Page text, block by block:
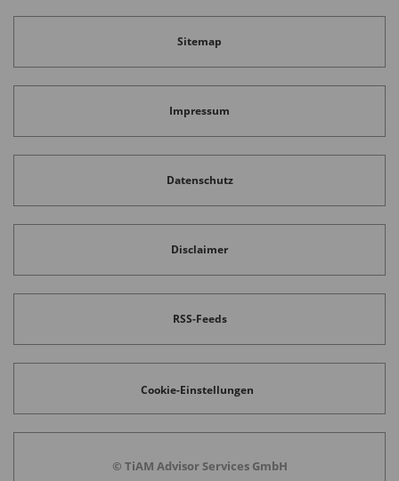
Sitemap
Impressum
Datenschutz
Disclaimer
RSS-Feeds
Cookie-Einstellungen
© TiAM Advisor Services GmbH